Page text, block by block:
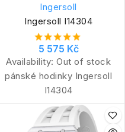
Ingersoll
Ingersoll I14304
5 575 Kč
Availability: Out of stock
pánské hodinky Ingersoll
I14304